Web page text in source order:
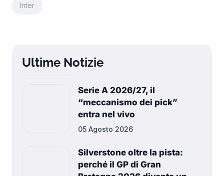
Inter
Ultime Notizie
Serie A 2026/27, il
“meccanismo dei pick”
entra nel vivo
05 Agosto 2026
Silverstone oltre la pista:
perché il GP di Gran